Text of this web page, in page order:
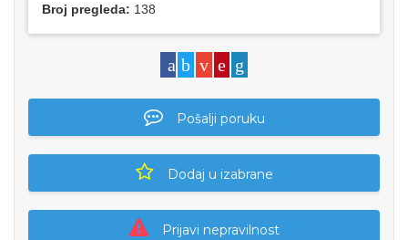
Broj pregleda: 138
Pošalji poruku
Dodaj u izabrane
Prijavi nepravilnost